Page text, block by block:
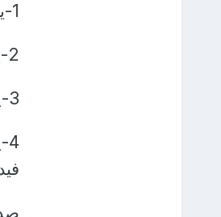
1-ينظر اليه الله بغضب
2-يقع لحم وجهه من شدة خوفه وخجله من الله (عزوجل)
3-يحاسب حسابا شديدا ومؤلما